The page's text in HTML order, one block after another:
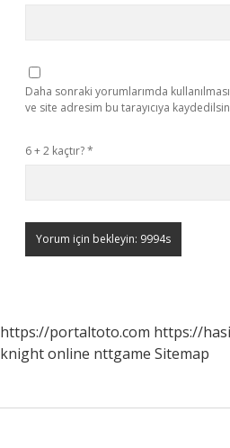
Daha sonraki yorumlarımda
ve site adresim bu tarayıcıya
6 + 2 kaçtır?*
https://portaltoto.com https://
knight online nttgame Sitemap